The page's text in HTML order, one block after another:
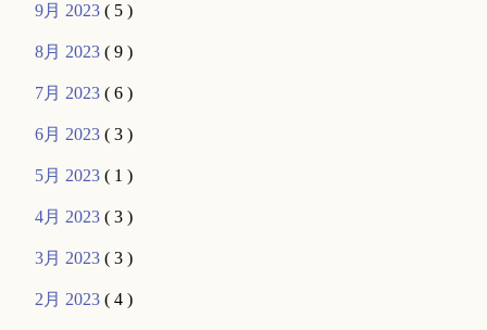
9月 2023( 5 )
8月 2023( 9 )
7月 2023( 6 )
6月 2023( 3 )
5月 2023( 1 )
4月 2023( 3 )
3月 2023( 3 )
2月 2023( 4 )